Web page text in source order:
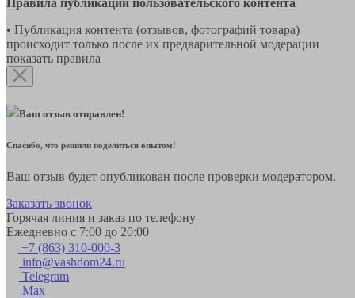
• Публикация контента (отзывов, фотографий товара)
происходит только после их предварительной модерации
показать правила
Ваш отзыв отправлен!
Спасибо, что решили поделиться опытом!
Ваш отзыв будет опубликован после проверки модератором.
Заказать звонок
Горячая линия и заказ по телефону
Ежедневно с 7:00 до 20:00
+7 (863) 310-000-3
info@vashdom24.ru
Telegram
Max